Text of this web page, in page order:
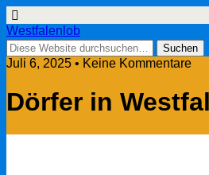
Westfalenlob
Juli 6, 2025 • Keine Kommentare
Dörfer in